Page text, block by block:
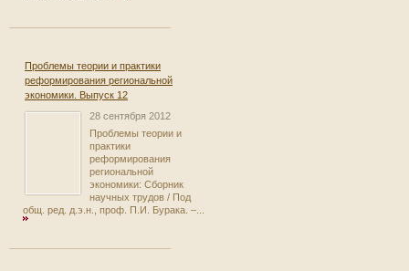
Проблемы теории и практики
реформирования региональной
экономики. Выпуск 12
28 сентября 2012
Проблемы теории и
практики
реформирования
региональной
экономики: Сборник
научных трудов / Под
общ. ред. д.э.н., проф. П.И. Бурака. –...